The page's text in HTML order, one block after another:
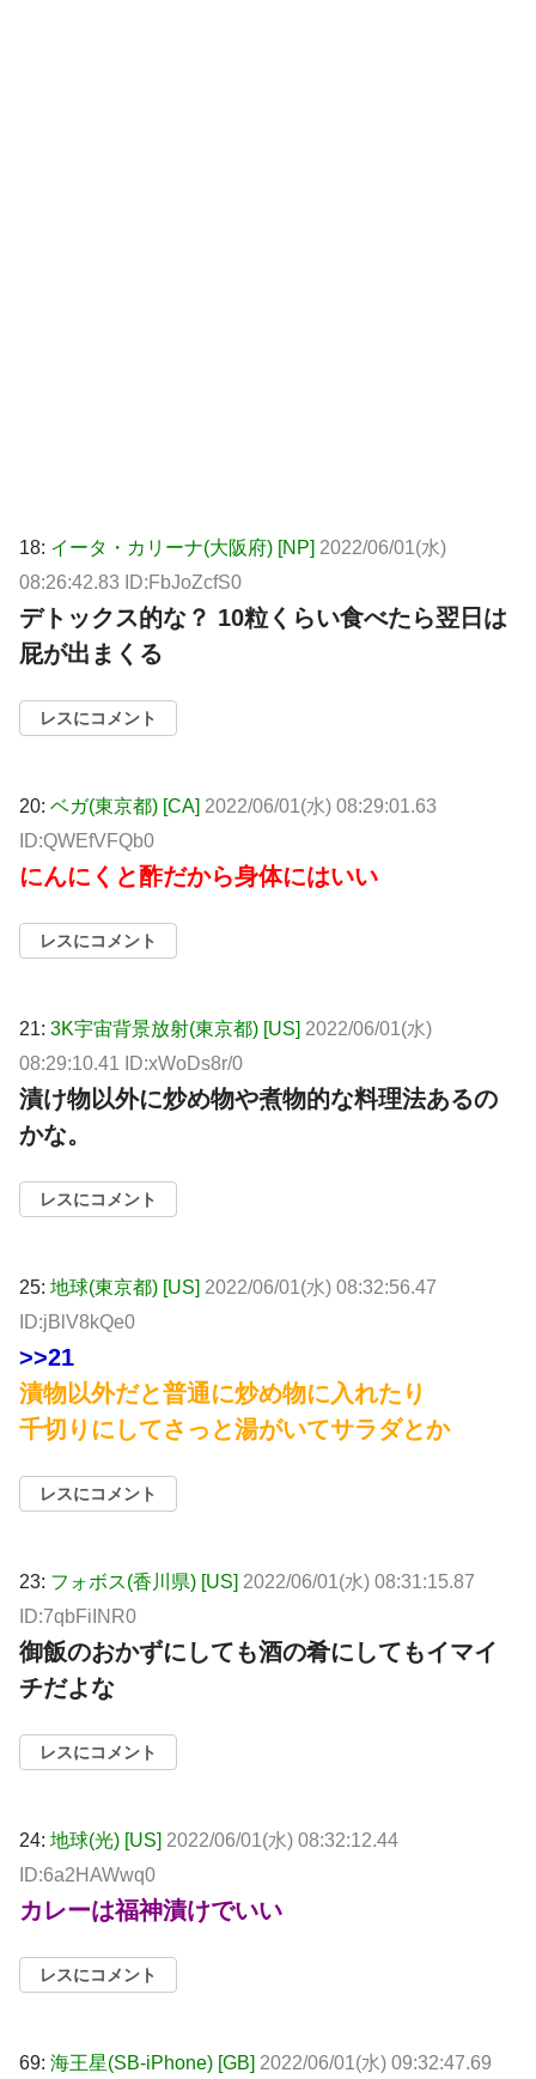
18: イータ・カリーナ(大阪府) [NP] 2022/06/01(水)
08:26:42.83 ID:FbJoZcfS0
デトックス的な？ 10粒くらい食べたら翌日は
屁が出まくる
レスにコメント
20: ベガ(東京都) [CA] 2022/06/01(水) 08:29:01.63
ID:QWEfVFQb0
にんにくと酢だから身体にはいい
レスにコメント
21: 3K宇宙背景放射(東京都) [US] 2022/06/01(水)
08:29:10.41 ID:xWoDs8r/0
漬け物以外に炒め物や煮物的な料理法あるの
かな。
レスにコメント
25: 地球(東京都) [US] 2022/06/01(水) 08:32:56.47
ID:jBlV8kQe0
>>21
漬物以外だと普通に炒め物に入れたり
千切りにしてさっと湯がいてサラダとか
レスにコメント
23: フォボス(香川県) [US] 2022/06/01(水) 08:31:15.87
ID:7qbFiINR0
御飯のおかずにしても酒の肴にしてもイマイ
チだよな
レスにコメント
24: 地球(光) [US] 2022/06/01(水) 08:32:12.44
ID:6a2HAWwq0
カレーは福神漬けでいい
レスにコメント
69: 海王星(SB-iPhone) [GB] 2022/06/01(水) 09:32:47.69